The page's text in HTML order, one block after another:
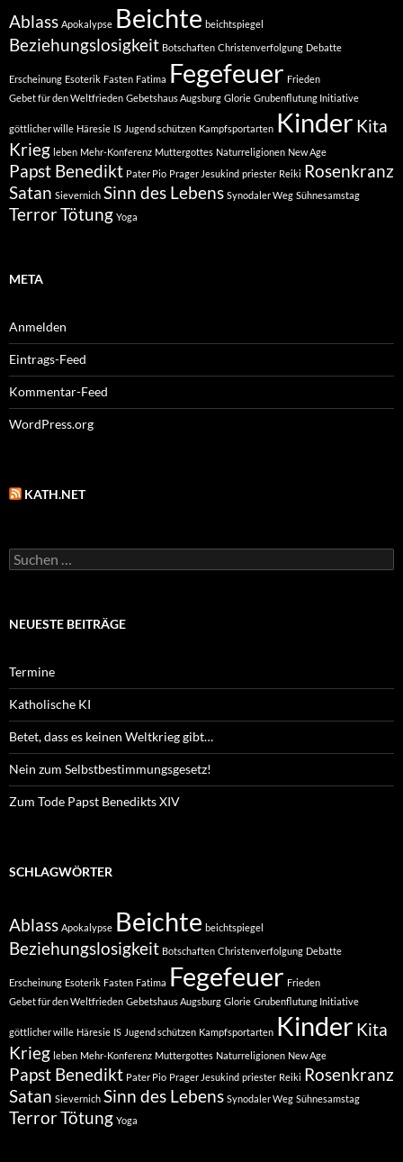
Ablass Apokalypse Beichte beichtspiegel
Beziehungslosigkeit Botschaften Christenverfolgung Debatte
Erscheinung Esoterik Fasten Fatima Fegefeuer Frieden
Gebet für den Weltfrieden Gebetshaus Augsburg Glorie Grubenflutung Initiative
göttlicher wille Häresie IS Jugend schützen Kampfsportarten Kinder Kita
Krieg leben Mehr-Konferenz Muttergottes Naturreligionen New Age
Papst Benedikt Pater Pio Prager Jesukind priester Reiki Rosenkranz
Satan Sievernich Sinn des Lebens Synodaler Weg Sühnesamstag
TerrorTötung Yoga
META
Anmelden
Eintrags-Feed
Kommentar-Feed
WordPress.org
KATH.NET
Suchen
nach:
NEUESTE BEITRÄGE
Termine
Katholische KI
Betet, dass es keinen Weltkrieg gibt…
Nein zum Selbstbestimmungsgesetz!
Zum Tode Papst Benedikts XIV
SCHLAGWÖRTER
Ablass Apokalypse Beichte beichtspiegel
Beziehungslosigkeit Botschaften Christenverfolgung Debatte
Erscheinung Esoterik Fasten Fatima Fegefeuer Frieden
Gebet für den Weltfrieden Gebetshaus Augsburg Glorie Grubenflutung Initiative
göttlicher wille Häresie IS Jugend schützen Kampfsportarten Kinder Kita
Krieg leben Mehr-Konferenz Muttergottes Naturreligionen New Age
Papst Benedikt Pater Pio Prager Jesukind priester Reiki Rosenkranz
Satan Sievernich Sinn des Lebens Synodaler Weg Sühnesamstag
TerrorTötung Yoga